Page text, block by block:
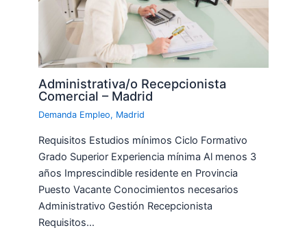
Administrativa/o Recepcionista
Comercial – Madrid
Demanda Empleo, Madrid
Requisitos Estudios mínimos Ciclo Formativo
Grado Superior Experiencia mínima Al menos 3
años Imprescindible residente en Provincia
Puesto Vacante Conocimientos necesarios
Administrativo Gestión Recepcionista
Requisitos…